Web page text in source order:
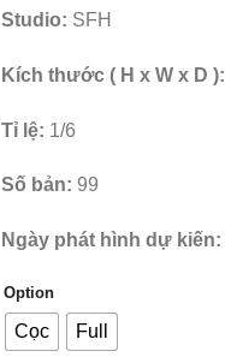
Studio: SFH
Kích thước ( H x W x D ):
Tỉ lệ: 1/6
Số bản: 99
Ngày phát hình dự kiến:
Option
Cọc Full